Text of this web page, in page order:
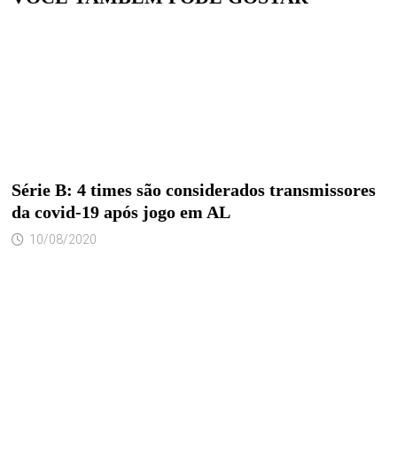
Série B: 4 times são considerados transmissores
da covid-19 após jogo em AL
10/08/2020